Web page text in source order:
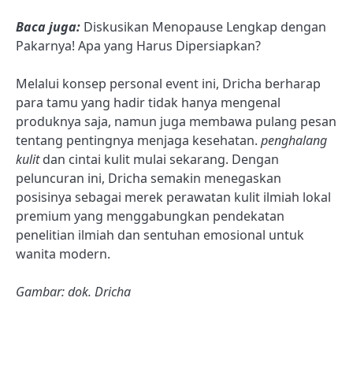
Baca juga: Diskusikan Menopause Lengkap dengan
Pakarnya! Apa yang Harus Dipersiapkan?
Melalui konsep personal event ini, Dricha berharap
para tamu yang hadir tidak hanya mengenal
produknya saja, namun juga membawa pulang pesan
tentang pentingnya menjaga kesehatan. penghalang
kulitdan cintai kulit mulai sekarang. Dengan
peluncuran ini, Dricha semakin menegaskan
posisinya sebagai merek perawatan kulit ilmiah lokal
premium yang menggabungkan pendekatan
penelitian ilmiah dan sentuhan emosional untuk
wanita modern.
Gambar: dok. Dricha